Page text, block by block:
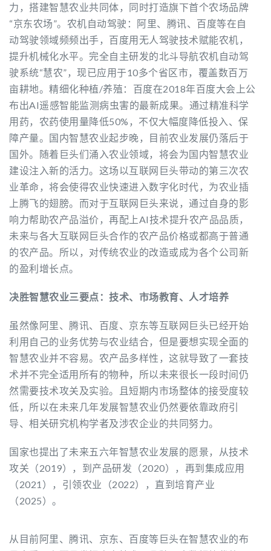
力，搭建智慧农业共同体，同时打造旗下首个农场品牌
“京东农场”。农机自动驾驶：阿里、腾讯、百度等在自
动驾驶领域频频出手，百度用无人驾驶技术赋能农机，
提升机械化水平。完全自主研发的北斗导航农机自动驾
驶系统“慧农”，现已应用于10多个省区市，覆盖数百万
亩耕地。精细化种植/养殖：百度在2018年百度大会上公
布出AI遥感智能监测病虫害的最新成果。通过精准科学
用药，农药使用量降低50%，不仅大幅度降低投入、保
障产量。国内智慧农业起步晚，目前农业发展仍落后于
国外。随着巨头们涌入农业领域，将会为国内智慧农业
建设注入新的活力。这场以互联网巨头带动的第三次农
业革命，将会使得农业快速进入数字化时代，为农业插
上腾飞的翅膀。而对于互联网巨头来说，通过自身的影
响力帮助农产品溢价，再配上AI技术提升农产品品质，
未来与各大互联网巨头合作的农产品价格或都高于普通
的农产品。所以，对传统农业的改造或成为各个公司新
的盈利增长点。
决胜智慧农业三要点：技术、市场教育、人才培养
虽然像阿里、腾讯、百度、京东等互联网巨头已经开始
利用自己的业务优势与农业结合，但是要想实现全面的
智慧农业并不容易。农产品多样性，这就导致了一套技
术并不完全适用所有的物种，所以未来很长一段时间仍
然需要技术攻关及实验。且短期内市场整体的接受度较
低，所以在未来几年发展智慧农业仍然要依靠政府引
导、相关研究机构学者及涉农企业的共同努力。
国家也提出了未来五六年智慧农业发展的愿景，从技术
攻关（2019），到产品研发（2020），再到集成应用
（2021），引领农业（2022），直到培育产业
（2025）。
从目前阿里、腾讯、京东、百度等巨头在智慧农业的布